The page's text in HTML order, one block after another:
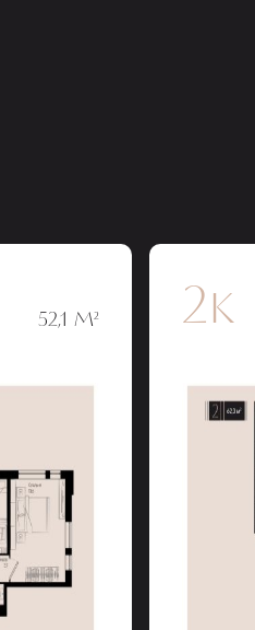
52,1 М² 2к